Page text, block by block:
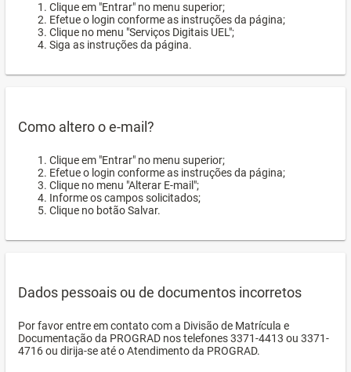
Clique em "Entrar" no menu superior;
Efetue o login conforme as instruções da página;
Clique no menu "Serviços Digitais UEL";
Siga as instruções da página.
Como altero o e-mail?
Clique em "Entrar" no menu superior;
Efetue o login conforme as instruções da página;
Clique no menu "Alterar E-mail";
Informe os campos solicitados;
Clique no botão Salvar.
Dados pessoais ou de documentos incorretos
Por favor entre em contato com a Divisão de Matrícula e
Documentação da PROGRAD nos telefones 3371-4413 ou 3371-
4716 ou dirija-se até o Atendimento da PROGRAD.